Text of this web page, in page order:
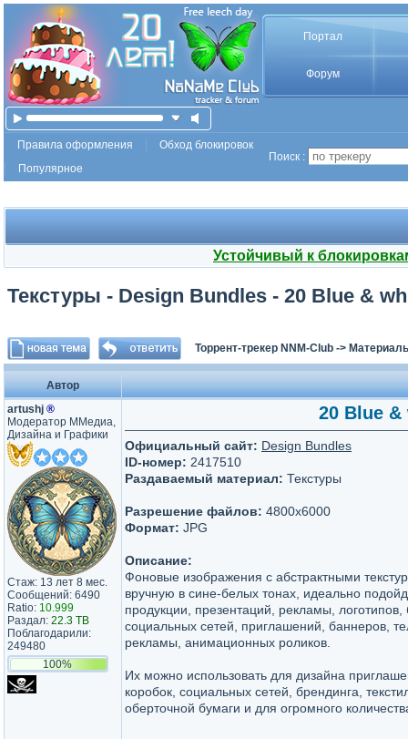
Портал
Форум
Правила оформления
Обход блокировок
Популярное
Поиск :
Устойчивый к
Текстуры - Design Bundles - 20 Blue &
Торрент-трекер NNM-Club ->
Автор
artushj ®
Модератор ММедиа,
Дизайна и Графики
Стаж: 13 лет 8 мес.
Сообщений: 6490
Ratio: 10.999
Раздал: 22.3 TB
Поблагодарили:
249480
100%
20 Blue
Официальный сайт: Design Bundles
ID-номер: 2417510
Раздаваемый материал: Текстуры
Разрешение файлов: 4800x6000
Формат: JPG
Описание:
Фоновые изображения с абстрактными
вручную в сине-белых тонах, идеально
продукции, презентаций, рекламы, логотипов,
социальных сетей, приглашений, баннеров,
рекламы, анимационных роликов.
Их можно использовать для дизайна
коробок, социальных сетей, брендинга,
оберточной бумаги и для огромного